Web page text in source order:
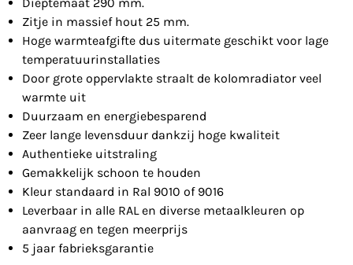
Zitje in massief hout 25 mm.
Hoge warmteafgifte dus uitermate geschikt voor lage
temperatuurinstallaties
Door grote oppervlakte straalt de kolomradiator veel
warmte uit
Duurzaam en energiebesparend
Zeer lange levensduur dankzij hoge kwaliteit
Authentieke uitstraling
Gemakkelijk schoon te houden
Kleur standaard in Ral 9010 of 9016
Leverbaar in alle RAL en diverse metaalkleuren op
aanvraag en tegen meerprijs
5 jaar fabrieksgarantie